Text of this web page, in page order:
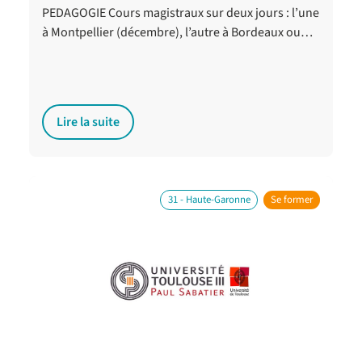
PEDAGOGIE Cours magistraux sur deux jours : l’une
à Montpellier (décembre), l’autre à Bordeaux ou…
Lire la suite
31 - Haute-Garonne Se former